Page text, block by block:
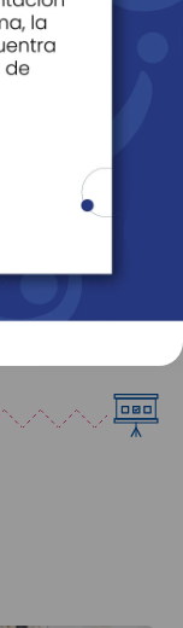
Servicios En Línea